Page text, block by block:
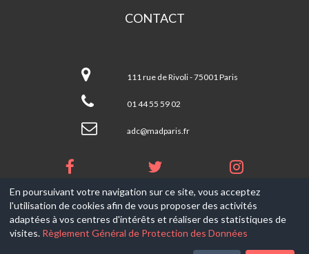
CONTACT
Arts
Décoratifs
111 rue de Rivoli - 75001 Paris
01 44 55 59 02
adc@madparis.fr
© 2017-2026, Ce site est propulsé par Aniapps.fr
CGV
En poursuivant votre navigation sur ce site, vous acceptez
l'utilisation de cookies afin de vous proposer des activités
adaptées à vos centres d'intérêts et réaliser des statistiques de
visites. Règlement Général de Protection des Données